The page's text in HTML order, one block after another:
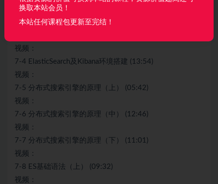
7-2 搜索的本质及原理（上） (18:28)
视频：
视频：
7-4 ElasticSearch及Kibana环境搭建 (13:54)
视频：
7-5 分布式搜索引擎的原理（上） (05:42)
视频：
7-6 分布式搜索引擎的原理（中） (12:46)
视频：
7-7 分布式搜索引擎的原理（下） (11:01)
视频：
7-8 ES基础语法（上） (09:32)
视频：
换取本站会员！
本站任何课程包更新至完结！